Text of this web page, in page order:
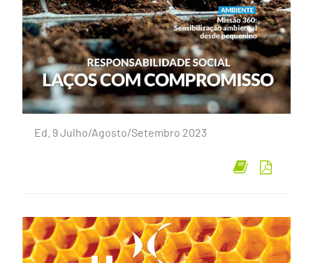
Ed. 9 Julho/Agosto/Setembro 2023